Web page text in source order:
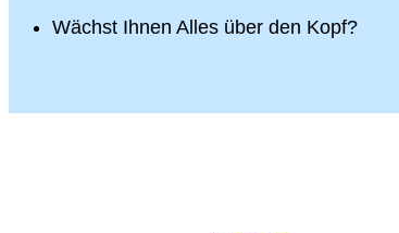
Wächst Ihnen Alles über den Kopf?